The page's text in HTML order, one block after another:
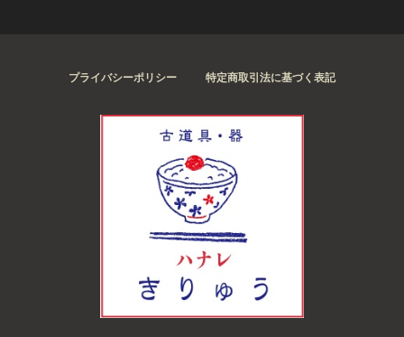
プライバシーポリシー 特定商取引法に基づく表記